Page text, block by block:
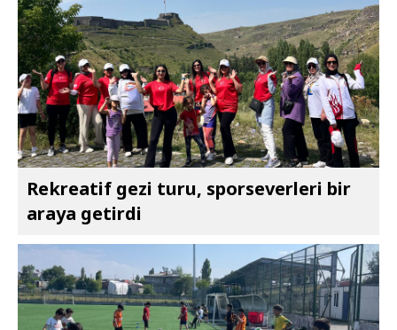
Rekreatif gezi turu, sporseverleri bir
araya getirdi